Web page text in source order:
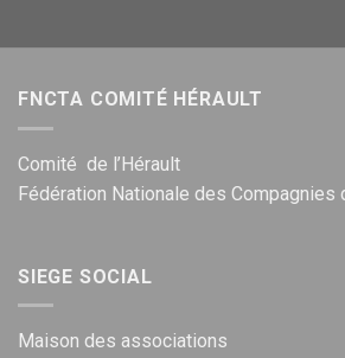
FNCTA COMITÉ HÉRAULT
Comité de l’Hérault
Fédération Nationale des Compagnies
SIEGE SOCIAL
Maison des associations